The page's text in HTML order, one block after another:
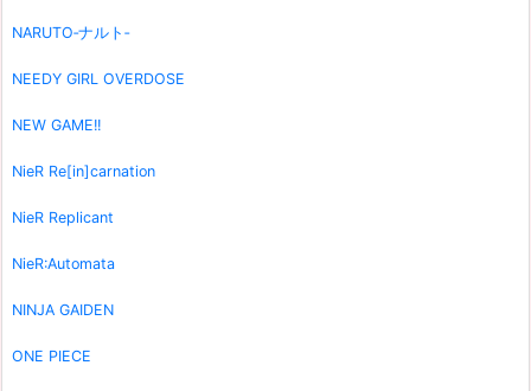
NARUTO‐ナルト‐
NEEDY GIRL OVERDOSE
NEW GAME!!
NieR Re[in]carnation
NieR Replicant
NieR:Automata
NINJA GAIDEN
ONE PIECE